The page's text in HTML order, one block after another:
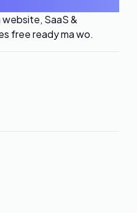
SaaS &
free ready ma wo.